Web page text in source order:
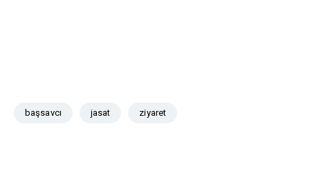
başsavcı jasat ziyaret